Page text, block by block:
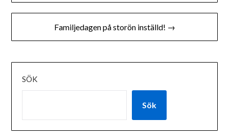
Familjedagen på storön inställd! →
SÖK
Sök